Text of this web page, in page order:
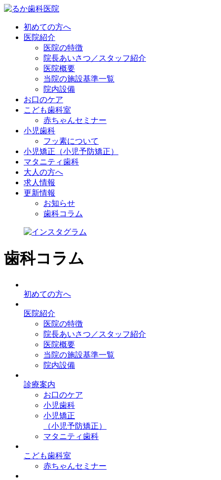
初めての方へ
医院紹介
医院の特徴
院長あいさつ／スタッフ紹介
医院概要
当院の施設基準一覧
院内設備
お口のケア
こども歯科室
赤ちゃんセミナー
小児歯科
フッ素について
小児矯正（小児予防矯正）
マタニティ歯科
大人の方へ
求人情報
更新情報
お知らせ
歯科コラム
歯科コラム
初めての方へ
医院紹介
医院の特徴
院長あいさつ／スタッフ紹介
医院概要
当院の施設基準一覧
院内設備
診療案内
お口のケア
小児歯科
小児矯正
（小児予防矯正）
マタニティ歯科
こども歯科室
赤ちゃんセミナー